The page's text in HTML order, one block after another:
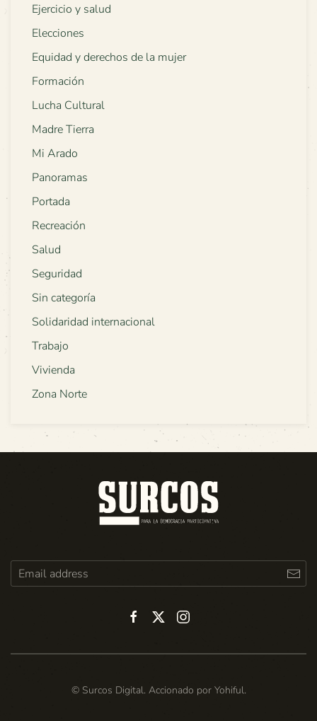
Ejercicio y salud
Elecciones
Equidad y derechos de la mujer
Formación
Lucha Cultural
Madre Tierra
Mi Arado
Panoramas
Portada
Recreación
Salud
Seguridad
Sin categoría
Solidaridad internacional
Trabajo
Vivienda
Zona Norte
© Surcos Digital. Accionado por Yohiful.